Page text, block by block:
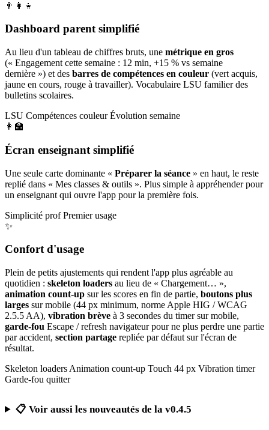
👨‍👩‍👧
Dashboard parent simplifié
Au lieu d'un tableau de chiffres bruts, une métrique en gros
(« Engagement cette semaine : 12 min, +15 % vs semaine
dernière ») et des barres de compétences en couleur (vert acquis,
jaune en cours, rouge à travailler). Vocabulaire LSU familier des
bulletins scolaires.
LSU Compétences couleur Évolution semaine
👩‍🏫
Écran enseignant simplifié
Une seule carte dominante « Préparer la séance » en haut, le reste
replié dans « Mes classes & outils ». Plus simple à appréhender pour
un enseignant qui ouvre l'app pour la première fois.
Simplicité prof Premier usage
✨
Confort d'usage
Plein de petits ajustements qui rendent l'app plus agréable au
quotidien : skeleton loaders au lieu de « Chargement… »,
animation count-up sur les scores en fin de partie, boutons plus
larges sur mobile (44 px minimum, norme Apple HIG / WCAG
2.5.5 AA), vibration brève à 3 secondes du timer sur mobile,
garde-fou Escape / refresh navigateur pour ne plus perdre une partie
par accident, section partage repliée par défaut sur l'écran de
résultat.
Skeleton loaders Animation count-up Touch 44 px Vibration timer
Garde-fou quitter
📋 Voir aussi les nouveautés de la v0.4.5